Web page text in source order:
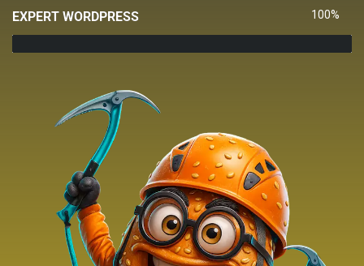
EXPERT WORDPRESS 100%